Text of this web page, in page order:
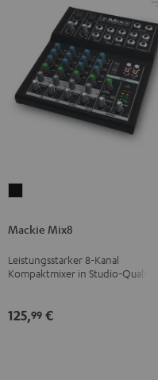
Schwarz
Mackie Mix8
Leistungsstarker 8-Kanal
Kompaktmixer in Studio-Qualität
125,99 €